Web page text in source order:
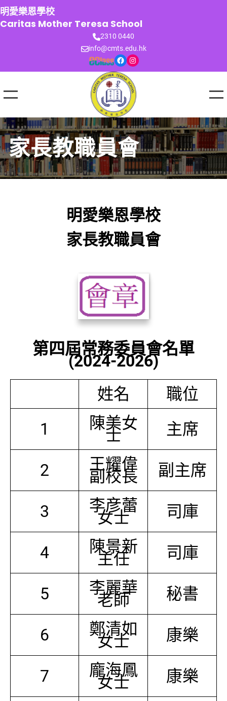
跳
至
主
明愛樂恩學校
Caritas Mother Teresa School
2310 0440
info@cmts.edu.hk
Facebook Instagram
家長教職員會
明愛樂恩學校
家長教職員會
第四屆常務委員會名單
(2024-2026)
姓名
職位
1
陳美女
士 主席
2 王耀偉
副校長 副主席
3 李彦蕾
女士 司庫
4 陳景新
主任 司庫
5 李麗華
老師 秘書
6 鄭清如
女士 康樂
7 龐海鳳
女士 康樂